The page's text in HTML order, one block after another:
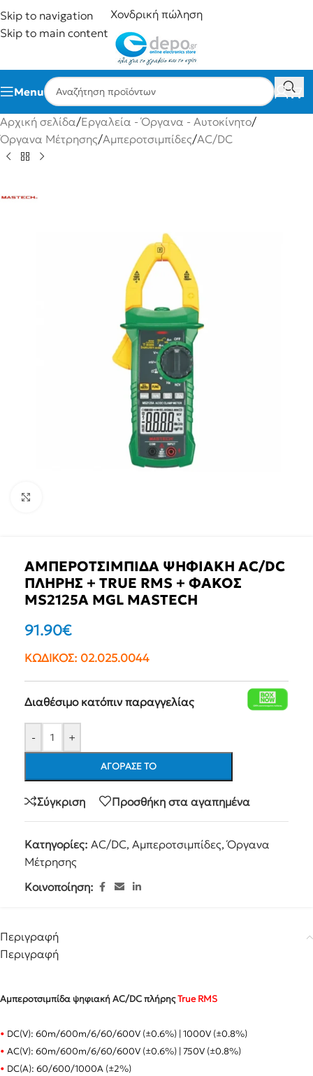
Skip to navigation
Skip to main content
Χονδρική πώληση
Menu
Αρχική σελίδα/Εργαλεία - Όργανα - Αυτοκίνητο/
Όργανα Μέτρησης/Αμπεροτσιμπίδες/AC/DC
ΑΜΠΕΡΟΤΣΙΜΠΙΔΑ ΨΗΦΙΑΚΗ AC/DC
ΠΛΗΡΗΣ + TRUE RMS + ΦΑΚΟΣ
MS2125A MGL MASTECH
91.90€
ΚΩΔΙΚΟΣ: 02.025.0044
Διαθέσιμο κατόπιν παραγγελίας
- +
ΑΓΌΡΑΣΕ ΤΟ
Σύγκριση Προσθήκη στα αγαπημένα
Κατηγορίες: AC/DC, Αμπεροτσιμπίδες, Όργανα
Μέτρησης
Κοινοποίηση:
Περιγραφή
Περιγραφή
Αμπεροτσιμπίδα ψηφιακή AC/DC πλήρηςTrue RMS
• DC(V): 60m/600m/6/60/600V (±0.6%) | 1000V (±0.8%)
• AC(V): 60m/600m/6/60/600V (±0.6%) | 750V (±0.8%)
• DC(A): 60/600/1000A (±2%)